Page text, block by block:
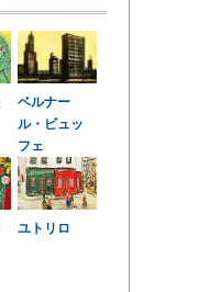
ベルナー
ル・ビュッ
フェ
ユトリロ